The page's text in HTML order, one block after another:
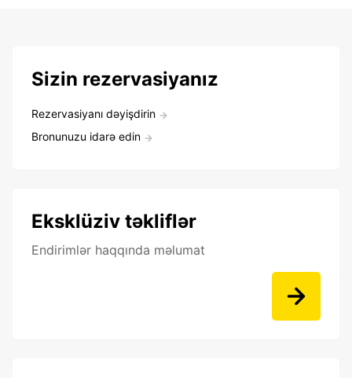
Sizin rezervasiyanız
Rezervasiyanı dəyişdirin
Bronunuzu idarə edin
Eksklüziv təkliflər
Endirimlər haqqında məlumat